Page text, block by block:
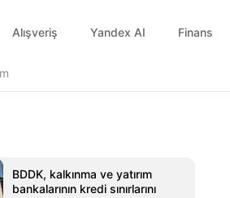
Alışveriş Yandex AI Finans
BDDK, kalkınma ve yatırım
bankalarının kredi sınırlarını